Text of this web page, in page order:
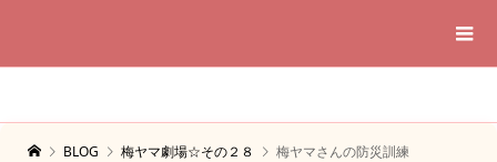
BLOG 梅ヤマ劇場☆その２８ 梅ヤマさんの防災訓練